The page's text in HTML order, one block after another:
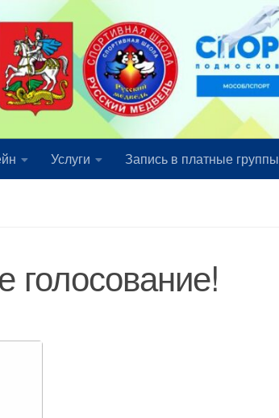
Услуги Запись в платные группы
голосование!